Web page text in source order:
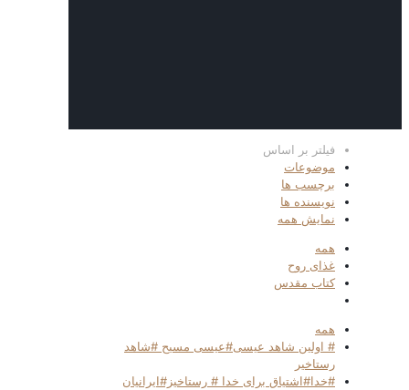
فیلتر بر اساس
موضوعات
برچسب ها
نویسنده ها
نمایش همه
همه
غذای روح
کتاب مقدس
همه
# اولین شاهد عیسی#عیسی مسیح #شاهد
رستاخیر
#خدا#اشتیاق برای خدا # رستاخیز#ایرانیان